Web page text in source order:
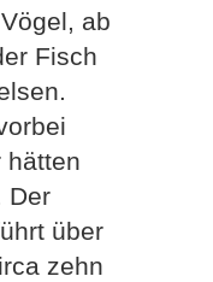
ab
Fisch
hätten
Der
über
zehn